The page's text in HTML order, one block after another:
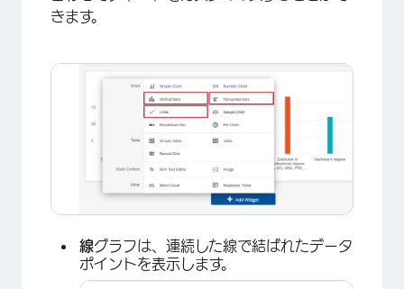
歴史的比較
きます。
線グラフは、連続した線で結ばれたデータ
ポイントを表示します。